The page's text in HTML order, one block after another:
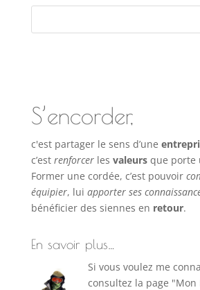
S’encorder,
c'est partager le sens d’une
c’est renforcerles valeursque porte
Former une cordée, c’est pouvoir
équipier, lui apporter ses
bénéficier des siennes en retour.
En savoir plus…
Si vous voulez me
consultez la page "Mon